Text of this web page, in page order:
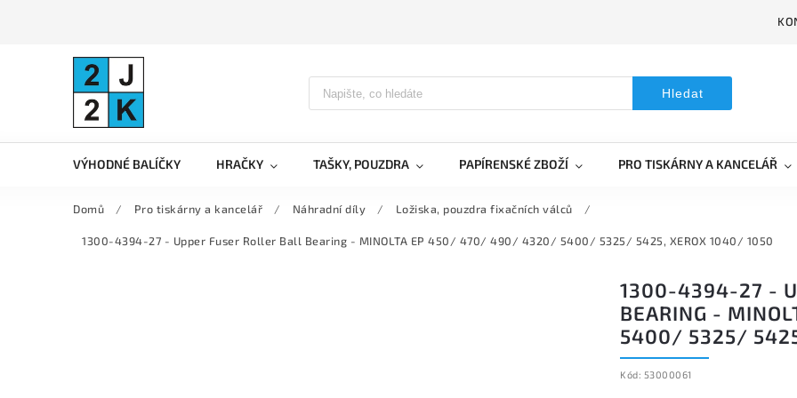
Hledat
VÝHODNÉ BALÍČKY HRAČKY TAŠKY, POUZDRA PAPÍRENSKÉ ZBOŽÍ PRO TISKÁRNY A KANCELÁŘ
Domů / Pro tiskárny a kancelář / Náhradní díly / Ložiska, pouzdra fixačních válců /
1300-4394-27 - Upper Fuser Roller Ball Bearing - MINOLTA EP 450/ 470/ 490/ 4320/ 5400/ 5325/ 5425, XEROX 1040/ 1050
1300-4394-27 -
BEARING -
5400/ 5325/
Kód: 53000061